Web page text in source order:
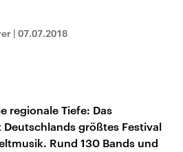
| 07.07.2018
regionale Tiefe: Das
größtes Festival
Rund 130 Bands und